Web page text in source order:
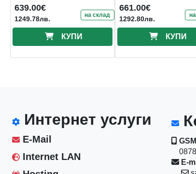
639.00€
1249.78лв. на склад
КУПИ
661.00€
1292.80лв.
КУПИ
Интернет услуги
E-Mail
Internet LAN
E-